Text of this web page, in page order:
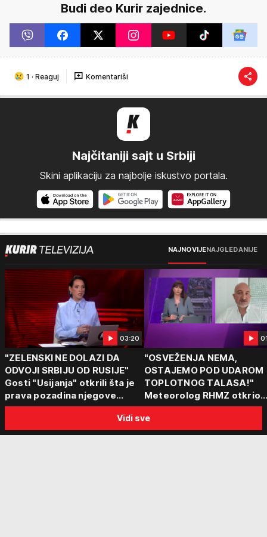
Budi deo Kurir zajednice.
1 · Reaguj Komentariši
Najčitaniji sajt u Srbiji
Skini aplikaciju za najbolje iskustvo portala.
NAJNOVIJENAJGLEDANIJE
03:20
"ZELENSKI NE DOLAZI DA
ODVOJI SRBIJU OD RUSIJE"
Gosti "Usijanja" otkrili šta je
prava pozadina njegove
posete Beogradu
"OSVEŽENJA NEMA,
OSTAJEMO POD UDAROM
TOPLOTNOG TALASA!"
Meteorolog RHMZ otkrio
kakvo vreme nas čeka do
kraja avgusta
Vidi sve